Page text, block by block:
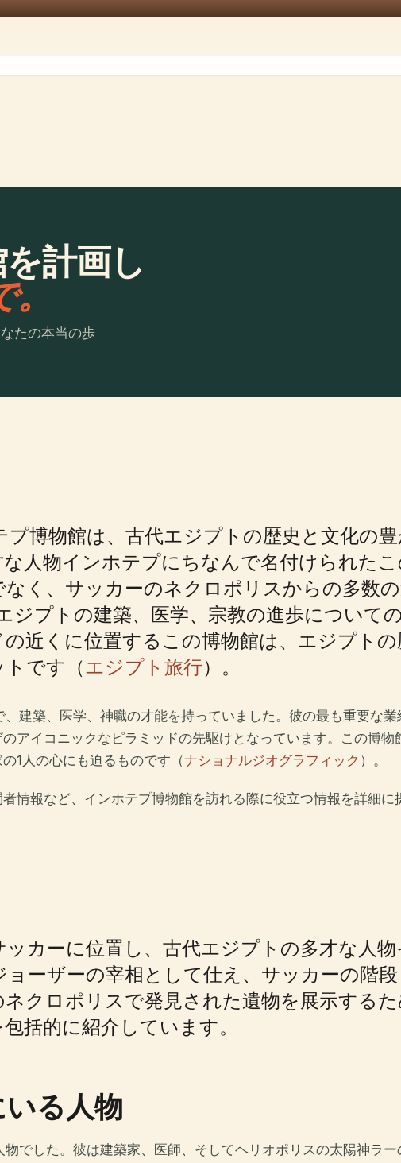
計画し
たの本当の歩
博物館は、古代エジプトの歴史と文化の
人物インホテプにちなんで名付けられた
く、サッカーのネクロポリスからの多数の
ジプトの建築、医学、宗教の進歩について
近くに位置するこの博物館は、エジプト
です（エジプト旅行）。
建築、医学、神職の才能を持っていました。彼の最も重要な
アイコニックなピラミッドの先駆けとなっています。この博
1人の心にも迫るものです（ナショナルジオグラフィック ）。
情報など、インホテプ博物館を訪れる際に役立つ情報を詳細に
カーに位置し、古代エジプトの多才な人
ーザーの宰相として仕え、サッカーの階
クロポリスで発見された遺物を展示する
括的に紹介しています。
る人物
でした。彼は建築家、医師、そしてヘリオポリスの太陽神ラ